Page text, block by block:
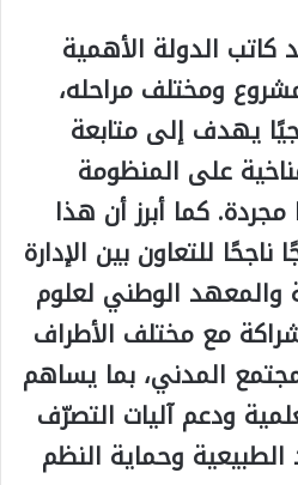
كاتب الدولة الأهمية
ومختلف مراحله،
يهدف إلى متابعة
على المنظومة
مجردة. كما أبرز أن هذا
للتعاون بين الإدارة
والمعهد الوطني لعلوم
مع مختلف الأطراف
المدني، بما يساهم
ودعم آليات التصرّف
وحماية النظم